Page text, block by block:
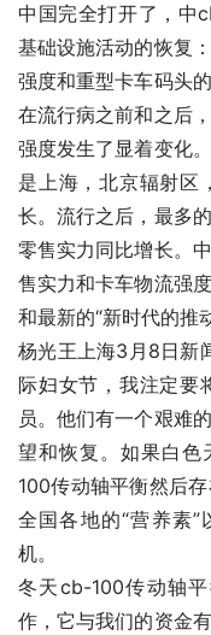
中国完全打开了，中
基础设施活动的恢复
强度和重型卡车码头
在流行病之前和之后
强度发生了显着变化
是上海，北京辐射区
长。流行之后，最多
零售实力同比增长。
售实力和卡车物流强
和最新的“新时代的推
杨光王上海3月8日新
际妇女节，我注定要
员。他们有一个艰难
望和恢复。如果白
100传动轴平衡然后
全国各地的“营养素
机。
冬天cb-100传动轴
作，它与我们的资金